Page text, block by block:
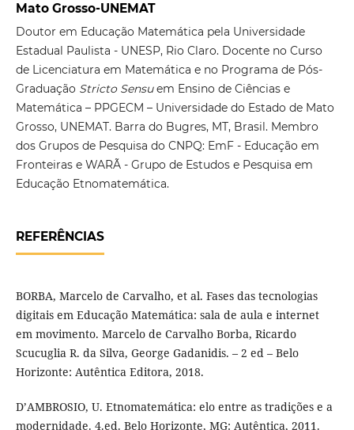
Mato Grosso-UNEMAT
Doutor em Educação Matemática pela Universidade
Estadual Paulista - UNESP, Rio Claro. Docente no Curso
de Licenciatura em Matemática e no Programa de Pós-
Graduação Stricto Sensuem Ensino de Ciências e
Matemática – PPGECM – Universidade do Estado de Mato
Grosso, UNEMAT. Barra do Bugres, MT, Brasil. Membro
dos Grupos de Pesquisa do CNPQ: EmF - Educação em
Fronteiras e WARÃ - Grupo de Estudos e Pesquisa em
Educação Etnomatemática.
REFERÊNCIAS
BORBA, Marcelo de Carvalho, et al. Fases das tecnologias
digitais em Educação Matemática: sala de aula e internet
em movimento. Marcelo de Carvalho Borba, Ricardo
Scucuglia R. da Silva, George Gadanidis. – 2 ed – Belo
Horizonte: Autêntica Editora, 2018.
D’AMBROSIO, U. Etnomatemática: elo entre as tradições e a
modernidade. 4.ed. Belo Horizonte, MG: Autêntica, 2011.